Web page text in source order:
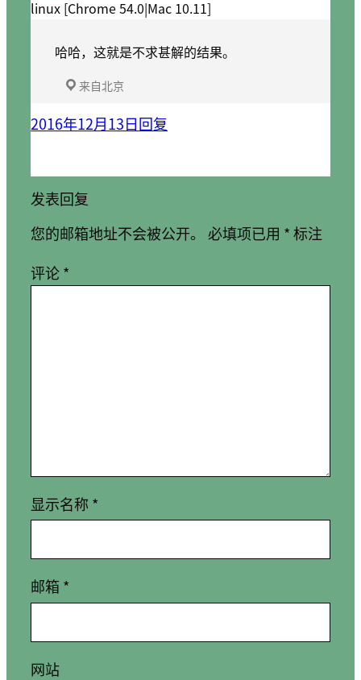
linux [Chrome 54.0|Mac 10.11]
哈哈，这就是不求甚解的结果。
来自北京
2016年12月13日回复
发表回复
您的邮箱地址不会被公开。
必填项已用 *标注
评论*
显示名称 *
邮箱 *
网站